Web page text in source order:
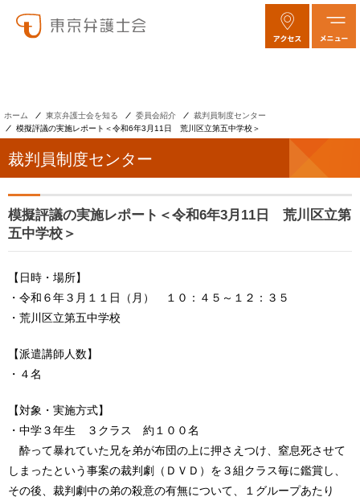
ホーム 東京弁護士会を知る 委員会紹介
裁判員制度センター
模擬評議の実施レポート＜令和6年3月11日 荒川区立第五中学校＞
裁判員制度センター
模擬評議の実施レポート＜令和6年3月11日 荒川区立第
五中学校＞
【日時・場所】
・令和６年３月１１日（月） １０：４５～１２：３５
・荒川区立第五中学校
【派遣講師人数】
・４名
【対象・実施方式】
・中学３年生 ３クラス 約１００名
酔って暴れていた兄を弟が布団の上に押さえつけ、窒息死させて
しまったという事案の裁判劇（ＤＶＤ）を３組クラス毎に鑑賞し、
その後、裁判劇中の弟の殺意の有無について、１グループあたり